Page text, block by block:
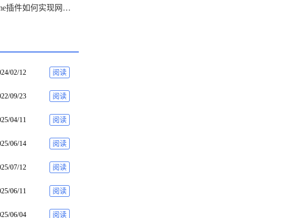
下一篇: Google Chrome插件如何实现网页内容备份
02/12 阅读
09/23 阅读
04/11 阅读
06/14 阅读
07/12 阅读
06/11 阅读
06/04 阅读